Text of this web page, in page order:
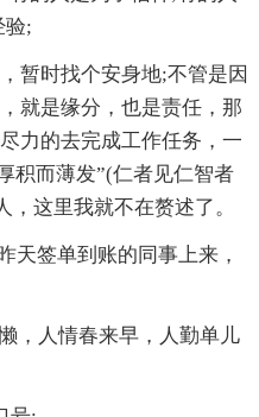
验;
暂时找个安身地;不管是因
就是缘分，也是责任，那
力的去完成工作任务，一
积而薄发”(仁者见仁智者
这里我就不在赘述了。
天签单到账的同事上来，
，人情春来早，人勤单儿